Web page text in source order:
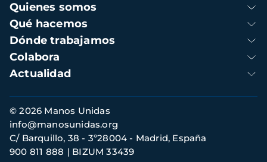
Navegación
principal
Quienes somos
Qué hacemos
Dónde trabajamos
Colabora
Actualidad
Información
de
contacto
© 2026 Manos Unidas
C/ Barquillo, 38 - 3º28004 - Madrid, España
900 811 888
BIZUM 33439
info@manosunidas.org